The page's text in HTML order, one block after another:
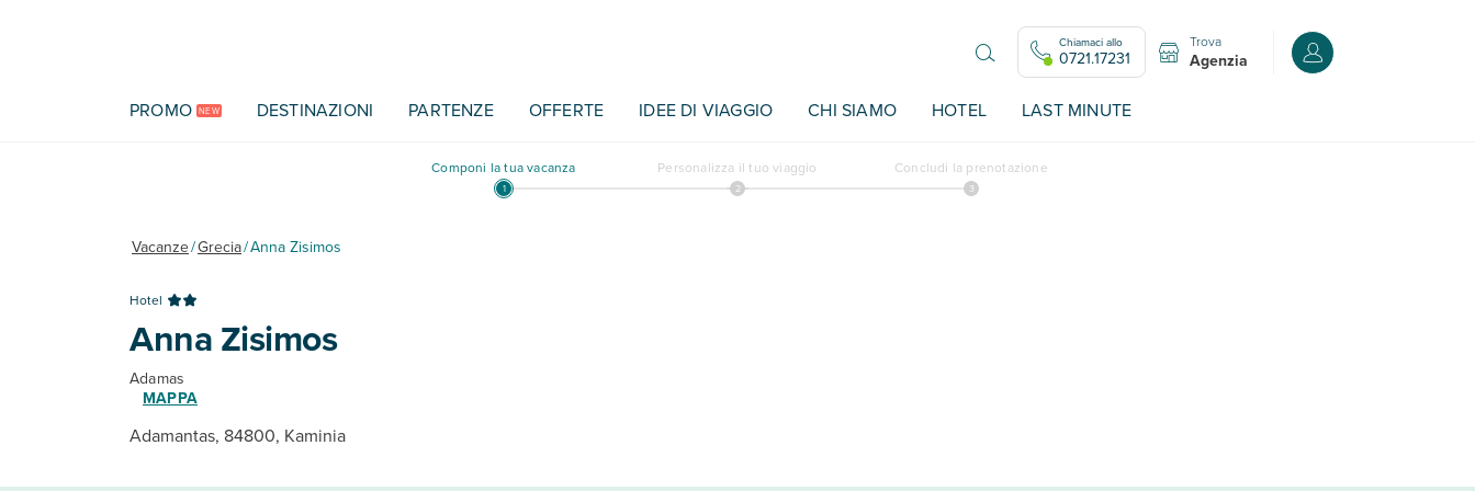
Chiamaci allo
0721.17231
Trova
Agenzia Accedi o registrati
PROMO NEW DESTINAZIONI PARTENZE OFFERTE IDEE DI VIAGGIO CHI SIAMO HOTEL LAST MINUTE
Componi la tua vacanza Personalizza il tuo viaggio Concludi la prenotazione
Vacanze/Grecia/Anna Zisimos
Hotel
Anna Zisimos
Adamas
MAPPA
Adamantas, 84800, Kaminia